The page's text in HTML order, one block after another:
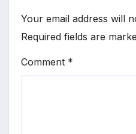
Your email address will
Required fields are
Comment *